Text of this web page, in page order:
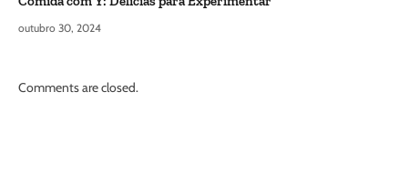
outubro 30, 2024
Comments are closed.